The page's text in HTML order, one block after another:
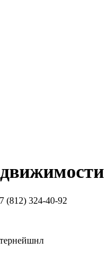
(812) 324-40-92